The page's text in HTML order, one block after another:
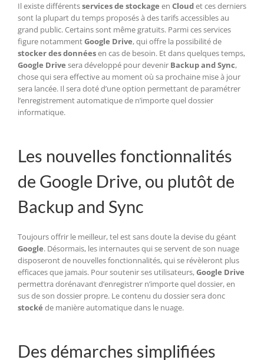
Il existe différentsservices de stockage en Cloudet ces derniers
sont la plupart du temps proposés à des tarifs accessibles au
grand public. Certains sont même gratuits. Parmi ces services
figure notammentGoogle Drive, qui offre la possibilité de
stocker des donnéesen cas de besoin. Et dans quelques temps,
Google Drive sera développé pour devenir Backup and Sync,
chose qui sera effective au moment où sa prochaine mise à jour
sera lancée. Il sera doté d’une option permettant de paramétrer
l’enregistrement automatique de n’importe quel dossier
informatique.
Les nouvelles fonctionnalités
de Google Drive, ou plutôt de
Backup and Sync
Toujours offrir le meilleur, tel est sans doute la devise du géant
Google. Désormais, les internautes qui se servent de son nuage
disposeront de nouvelles fonctionnalités, qui se révèleront plus
efficaces que jamais. Pour soutenir ses utilisateurs,Google Drive
permettra dorénavant d’enregistrer n’importe quel dossier, en
sus de son dossier propre. Le contenu du dossier sera donc
stocké de manière automatique dans le nuage.
Des démarches simplifiées